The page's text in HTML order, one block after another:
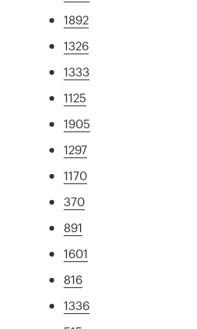
1892
1326
1333
1125
1905
1297
1170
370
891
1601
816
1336